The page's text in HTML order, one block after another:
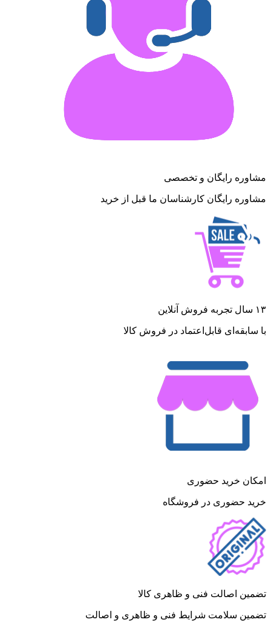
مشاوره رایگان و تخصصی
مشاوره رایگان کارشناسان ما قبل از خرید
۱۳ سال تجربه فروش آنلاین
با سابقه‌ای قابل‌اعتماد در فروش کالا
امکان خرید حضوری
خرید حضوری در فروشگاه
تضمین اصالت فنی و ظاهری کالا
تضمین سلامت شرایط فنی و ظاهری و اصالت